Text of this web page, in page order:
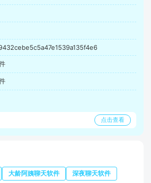
点击查看
大龄阿姨聊天软件 深夜聊天软件